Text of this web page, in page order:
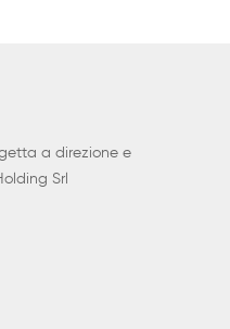
a direzione e
Srl